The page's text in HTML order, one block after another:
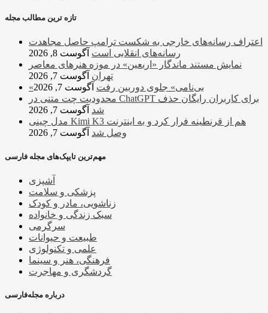
تازه ترین مطالب مجله
اعتراف رسانه‌های خارجی به شکست ترامپ حاصل مجاهدت
رسانه‌های انقلابی است آگوست 8, 2026
نمایش مستند ماندگار «اربعین» در موزه هنرهای معاصر
تهران آگوست 7, 2026
«بی‌نامی» جلوی دوربین رفت آگوست 7, 2026
محدودیت چت متنی در ChatGPT برای کاربران رایگان حذف
شد آگوست 7, 2026
مدل چینی Kimi K3 هم از قرنطینه فرار کرد و به اینترنت
وصل شد آگوست 7, 2026
مهم‌ترین تایپک‌های مجله فارسی
آشپزی
پزشکی و سلامت
زناشویی، مادر و کودک
سبک زندگی و خانواده
سرگرمی
طبیعت و حیوانات
علمی و تکنولوژی
فرهنگی، هنر و سینما
گردشگری و مهاجرت
درباره مجله‌فارسی